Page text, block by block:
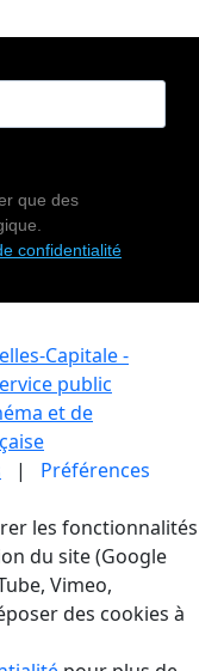
que des
confidentialité
Capitale -
public
et de
| Préférences
les fonctionnalités
du site (Google
Vimeo,
des cookies à